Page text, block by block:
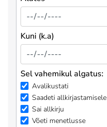
Kuni (k.a)
Sel vahemikul algatus:
Avalikustati
Saadeti allkirjastamisele
Sai allkirju
Võeti menetlusse